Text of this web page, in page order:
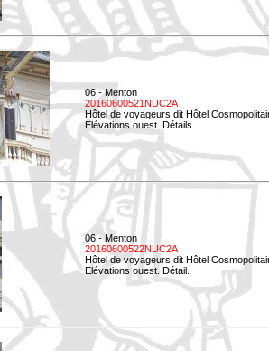
06 - Menton
20160600521NUC2A
Hôtel de voyageurs dit Hôtel
Elévations ouest. Détails.
06 - Menton
20160600522NUC2A
Hôtel de voyageurs dit Hôtel
Elévations ouest. Détail.